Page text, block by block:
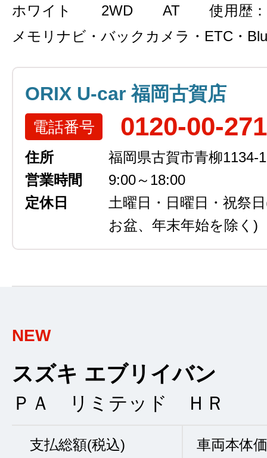
ホワイト 2WD AT
使用歴
メモリナビ・バックカメラ・ETC・
ORIX U-car 福岡古賀店
電話番号 0120-00-
住所
福岡県古賀市青柳1134-1
営業時間
9:00～18:00
定休日
土曜日・日曜日・祝祭日
お盆、年末年始を除く)
NEW
スズキ エブリイバン
ＰＡ リミテッド ＨＲ
支払総額(税込) 車両本体